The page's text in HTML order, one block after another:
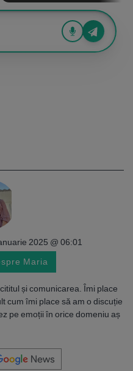
2025 @ 06:01
Maria
și comunicarea. Îmi place
cum îmi place să am o discuție
pe emoții în orice domeniu aș